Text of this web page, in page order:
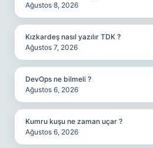
Ağustos 8, 2026
Kızkardeş nasıl yazılır TDK ?
Ağustos 7, 2026
DevOps ne bilmeli ?
Ağustos 6, 2026
Kumru kuşu ne zaman uçar ?
Ağustos 6, 2026